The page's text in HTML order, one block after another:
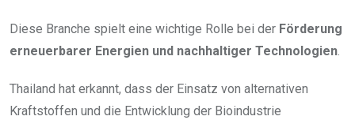
Diese Branche spielt eine wichtige Rolle bei der Förderung
erneuerbarer Energien und nachhaltiger Technologien.
Thailand hat erkannt, dass der Einsatz von alternativen
Kraftstoffen und die Entwicklung der Bioindustrie